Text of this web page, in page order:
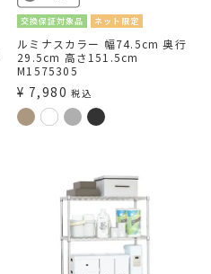
交換保証対象品 ネット限定
ルミナスカラー 幅74.5cm 奥行
29.5cm 高さ151.5cm
M1575305
¥ 7,980 税込